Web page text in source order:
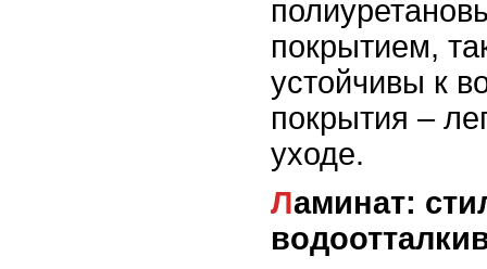
покрытием,
устойчивы к
покрытия –
уходе.
Ламинат: стильный и